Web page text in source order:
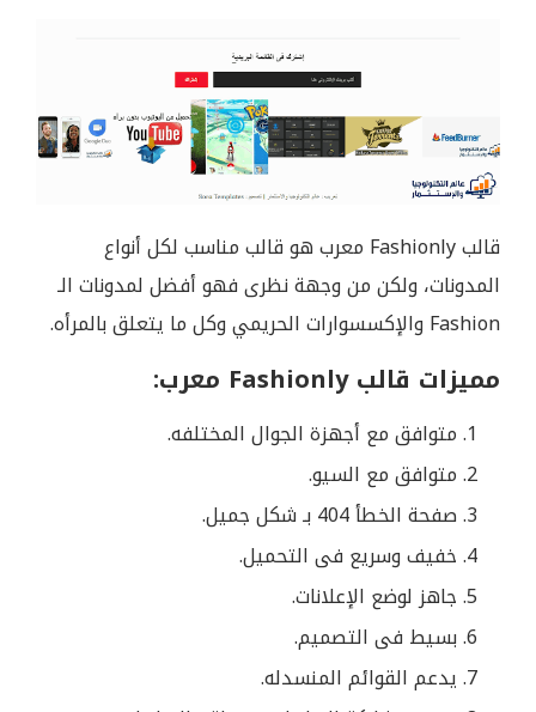
قالب Fashionly معرب هو قالب مناسب لكل أنواع
المدونات، ولكن من وجهة نظرى فهو أفضل لمدونات الـ
Fashion والإكسسوارات الحريمي وكل ما يتعلق بالمرأه.
مميزات قالب Fashionly معرب:
متوافق مع أجهزة الجوال المختلفه.
متوافق مع السيو.
صفحة الخطأ 404 بـ شكل جميل.
خفيف وسريع فى التحميل.
جاهز لوضع الإعلانات.
بسيط فى التصميم.
يدعم القوائم المنسدله.